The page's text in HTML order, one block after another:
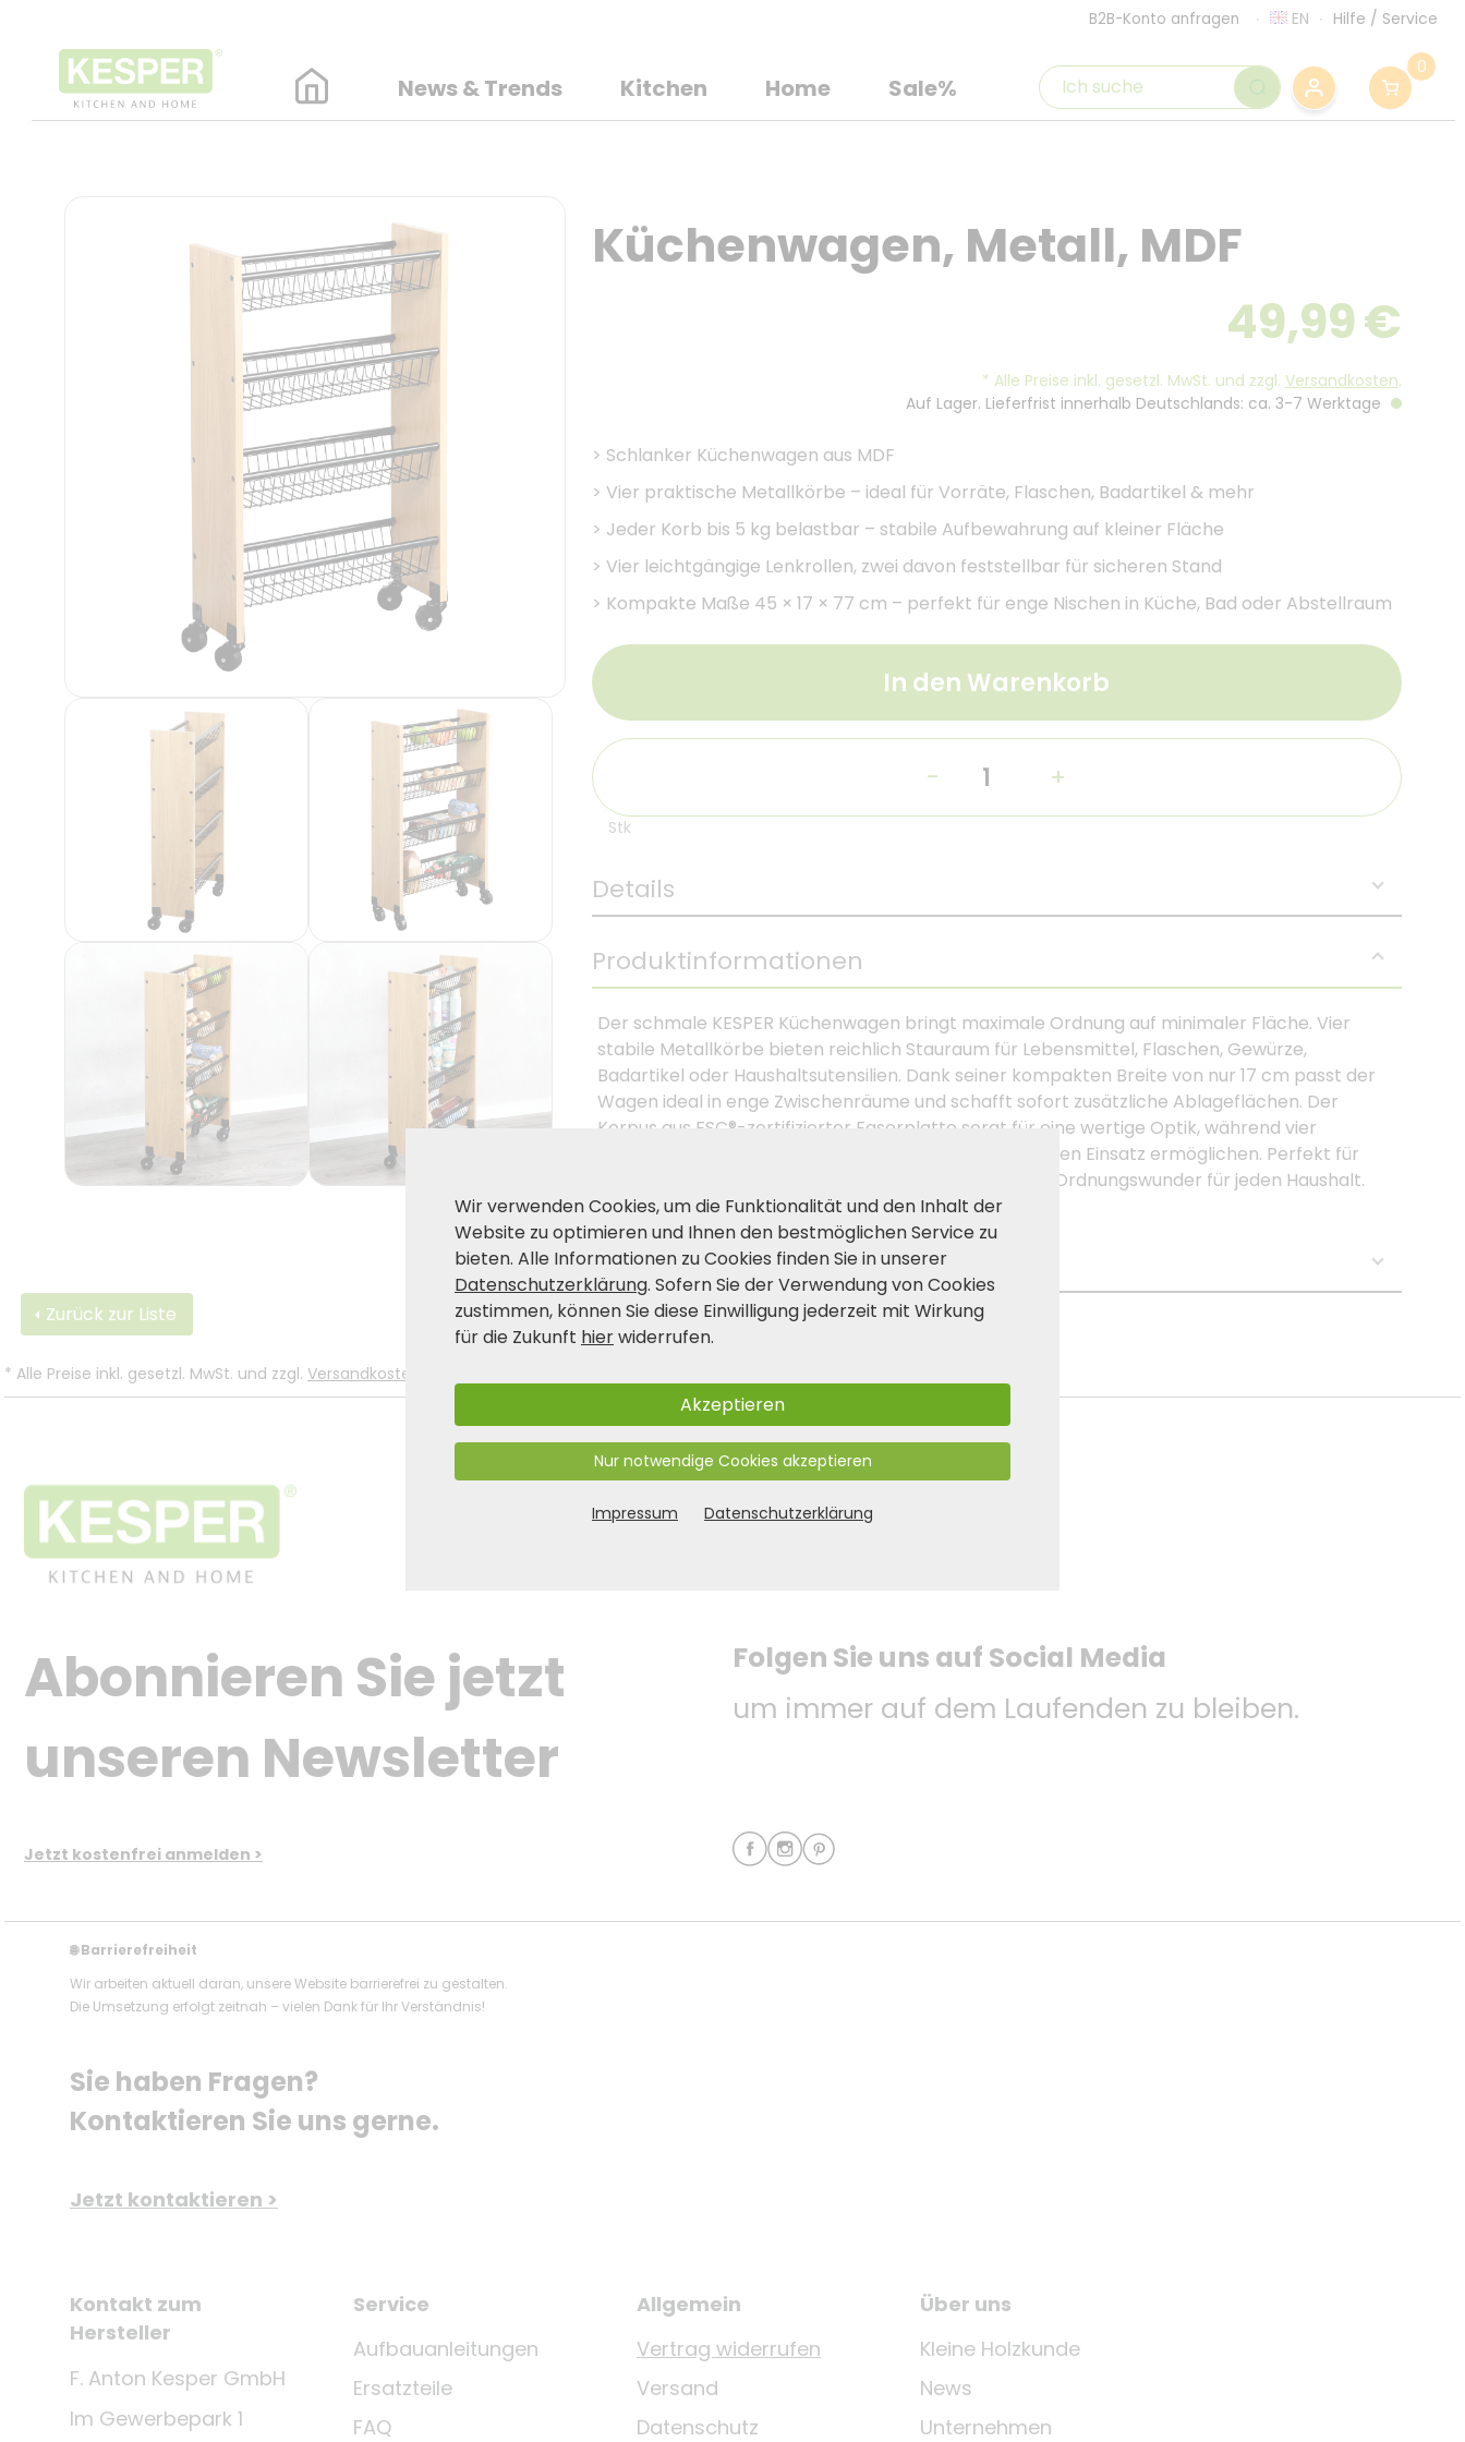
B2B-Konto anfragen EN Hilfe / Service
News & Trends Kitchen Home Sale%
0
Küchenwagen, Metall, MDF
49,99€
* Alle Preise inkl. gesetzl. MwSt. und zzgl. Versandkosten.
Auf Lager. Lieferfrist innerhalb Deutschlands: ca. 3-7 Werktage
> Schlanker Küchenwagen aus MDF
> Vier praktische Metallkörbe – ideal für Vorräte, Flaschen, Badartikel & mehr
> Jeder Korb bis 5 kg belastbar – stabile Aufbewahrung auf kleiner Fläche
> Vier leichtgängige Lenkrollen, zwei davon feststellbar für sicheren Stand
> Kompakte Maße 45 × 17 × 77 cm – perfekt für enge Nischen in Küche, Bad oder Abstellraum
In den Warenkorb
- +
Stk
Details
Produktinformationen
Der schmale KESPER Küchenwagen bringt maximale Ordnung auf minimaler Fläche. Vier
stabile Metallkörbe bieten reichlich Stauraum für Lebensmittel, Flaschen, Gewürze,
Badartikel oder Haushaltsutensilien. Dank seiner kompakten Breite von nur 17 cm passt der
Wagen ideal in enge Zwischenräume und schafft sofort zusätzliche Ablageflächen. Der
Korpus aus FSC®-zertifizierter Faserplatte sorgt für eine wertige Optik, während vier
leichtgängige Rollen – zwei davon feststellbar – flexiblen Einsatz ermöglichen. Perfekt für
Küche, Bad, Abstellkammer oder Büro. Ein vielseitiges Ordnungswunder für jeden Haushalt.
Produkt- und Sicherheitshinweise:
Zurück zur Liste
* Alle Preise inkl. gesetzl. MwSt. und zzgl. Versandkosten
Abonnieren Sie jetzt
unseren Newsletter
Jetzt kostenfrei anmelden >
Folgen Sie uns auf Social Media
um immer auf dem Laufenden zu bleiben.
🌐Barrierefreiheit
Wir arbeiten aktuell daran, unsere Website barrierefrei zu gestalten.
Die Umsetzung erfolgt zeitnah – vielen Dank für Ihr Verständnis!
Sie haben Fragen?
Kontaktieren Sie uns gerne.
Jetzt kontaktieren >
Kontakt zum
Hersteller
F. Anton Kesper GmbH
Im Gewerbepark 1
Service
Aufbauanleitungen
Ersatzteile
FAQ
Allgemein
Vertrag widerrufen
Versand
Datenschutz
Über uns
Kleine Holzkunde
News
Unternehmen
Wir verwenden Cookies, um die Funktionalität und den Inhalt der
Website zu optimieren und Ihnen den bestmöglichen Service zu
bieten. Alle Informationen zu Cookies finden Sie in unserer
Datenschutzerklärung. Sofern Sie der Verwendung von Cookies
zustimmen, können Sie diese Einwilligung jederzeit mit Wirkung
für die Zukunft hierwiderrufen.
Akzeptieren
Nur notwendige Cookies akzeptieren
Impressum Datenschutzerklärung